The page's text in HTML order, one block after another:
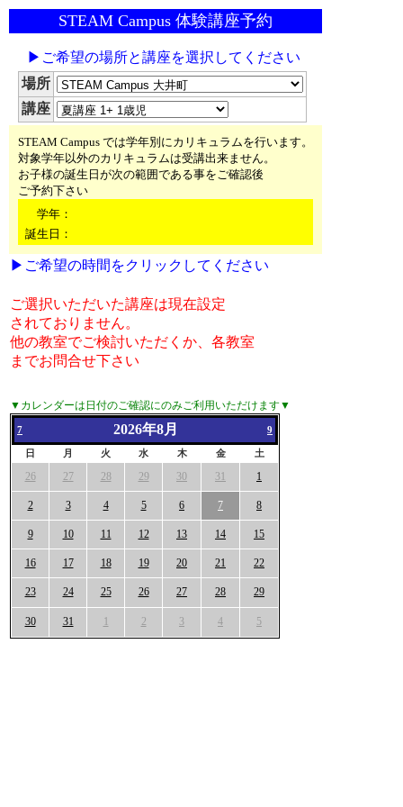
STEAM Campus 体験講座予約
▶ご希望の場所と講座を選択してください
場所
講座
STEAM Campus では学年別にカリキュラムを行います。
対象学年以外のカリキュラムは受講出来ません。
お子様の誕生日が次の範囲である事をご確認後
ご予約下さい
学年：
誕生日：
▶ご希望の時間をクリックしてください
ご選択いただいた講座は現在設定
されておりません。
他の教室でご検討いただくか、各教室
までお問合せ下さい
▼カレンダーは日付のご確認にのみご利用いただけます▼
7 2026年8月 9
日 月 火 水 木 金 土
26 27 28 29 30 31 1
2 3 4 5 6 7 8
9 10 11 12 13 14 15
16 17 18 19 20 21 22
23 24 25 26 27 28 29
30 31 1 2 3 4 5